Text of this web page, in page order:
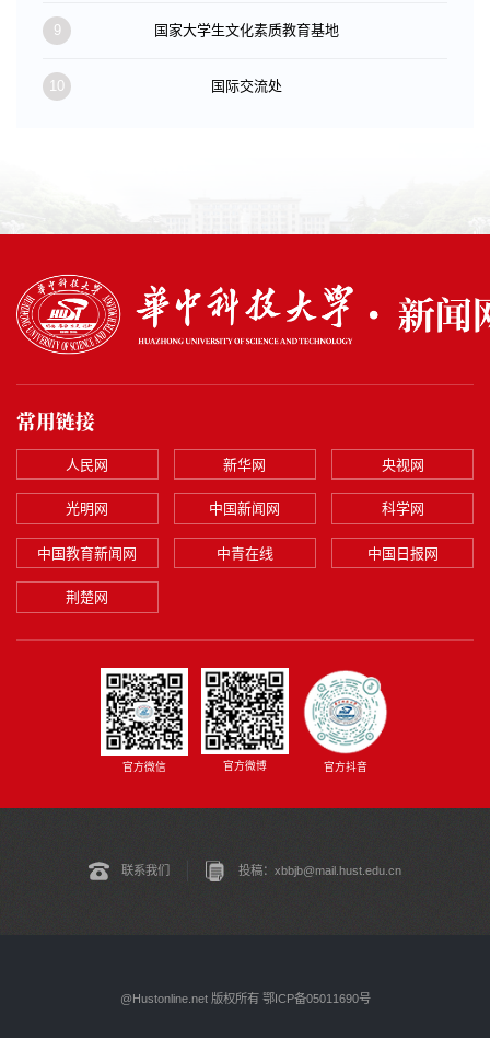
9 国家大学生文化素质教育基地
10 国际交流处
常用链接
人民网 新华网 央视网
光明网 中国新闻网 科学网
中国教育新闻网 中青在线 中国日报网
荆楚网
官方微信 官方微博 官方抖音
联系我们 投稿：xbbjb@mail.hust.edu.cn
@Hustonline.net 版权所有 鄂ICP备05011690号